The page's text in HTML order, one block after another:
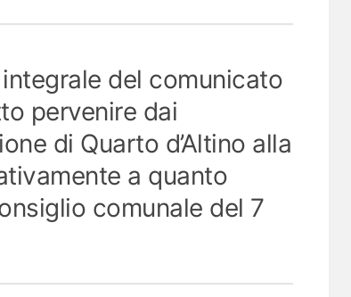
del comunicato
pervenire dai
di Quarto d’Altino alla
a quanto
comunale del 7